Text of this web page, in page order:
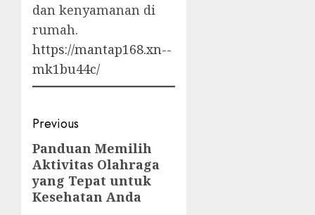
dan kenyamanan di
rumah.
https://mantap168.xn--
mk1bu44c/
Post
navigation
Previous
Previous
post:
Panduan Memilih
Aktivitas Olahraga
yang Tepat untuk
Kesehatan Anda